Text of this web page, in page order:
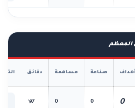
المعظم
أهداف صناعة مساهمة دقائق
0
0
0
97'